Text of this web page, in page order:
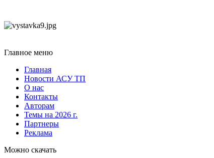
Главное меню
Главная
Новости АСУ ТП
О нас
Контакты
Авторам
Темы на 2026 г.
Партнеры
Реклама
Можно скачать